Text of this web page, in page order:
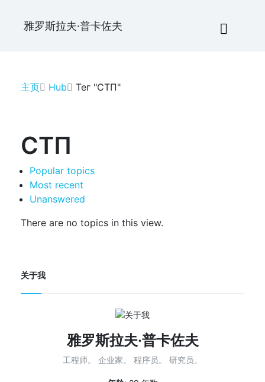
雅罗斯拉夫·普卡佐夫
主页 Hub Тег "СТП"
СТП
Popular topics
Most recent
Unanswered
There are no topics in this view.
关于我
雅罗斯拉夫·普卡佐夫
工程师。 企业家。 程序员。 研究员。